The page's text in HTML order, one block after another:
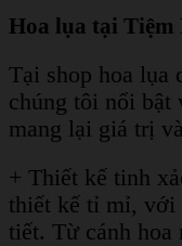
Hoa lụa tại Tiệm
Tại shop hoa lụa
chúng tôi nổi bật
mang lại giá trị
+ Thiết kế tinh
thiết kế tỉ mỉ, với
tiết. Từ cánh hoa